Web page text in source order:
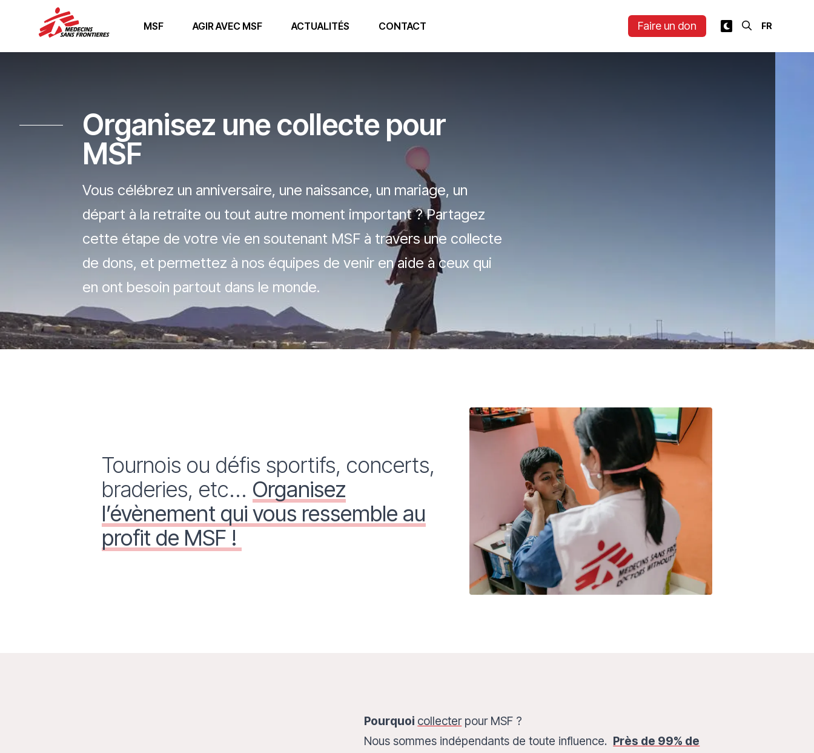
MSF AGIR AVEC MSF ACTUALITÉS CONTACT Faire un don
Organisez une collecte pour
MSF
Vous célébrez un anniversaire, une naissance, un mariage, un
départ à la retraite ou tout autre moment important ? Partagez
cette étape de votre vie en soutenant MSF à travers une collecte
de dons, et permettez à nos équipes de venir en aide à ceux qui
en ont besoin partout dans le monde.
Tournois ou défis sportifs, concerts,
braderies, etc... Organisez
l’évènement qui vous ressemble au
profit de MSF !
Pourquoi collecterpour MSF ?
Nous sommes indépendants de toute influence. Près de 99% de